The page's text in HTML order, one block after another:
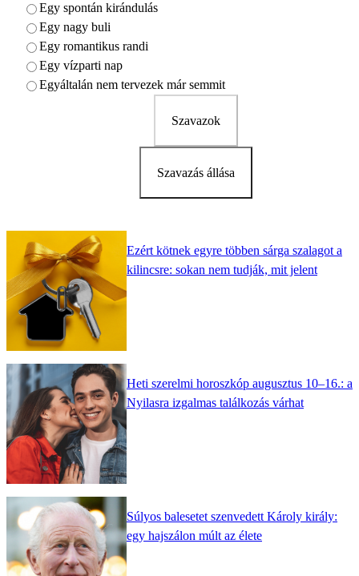
Egy spontán kirándulás
Egy nagy buli
Egy romantikus randi
Egy vízparti nap
Egyáltalán nem tervezek már semmit
Szavazok
Szavazás állása
Ezért kötnek egyre többen sárga szalagot a
kilincsre: sokan nem tudják, mit jelent
Heti szerelmi horoszkóp augusztus 10–16.: a
Nyilasra izgalmas találkozás várhat
Súlyos balesetet szenvedett Károly király:
egy hajszálon múlt az élete